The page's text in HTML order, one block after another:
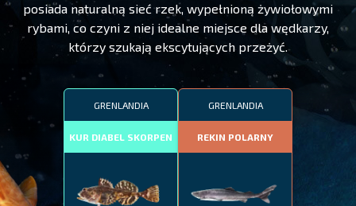
posiada naturalną sieć rzek, wypełnioną żywiołowymi
rybami, co czyni z niej idealne miejsce dla wędkarzy,
którzy szukają ekscytujących przeżyć.
GRENLANDIA
KUR DIABEL SKORPEN
GRENLANDIA
REKIN POLARNY